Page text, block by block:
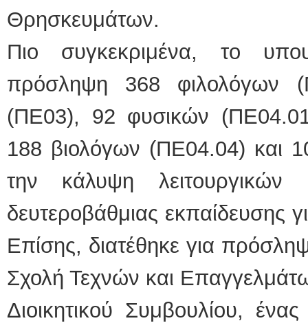
Θρησκευμάτων.
Πιο συγκεκριμένα, το
πρόσληψη 368 φιλολόγων
(ΠΕ03), 92 φυσικών
188 βιολόγων (ΠΕ04.04) και
την κάλυψη
δευτεροβάθμιας εκπαίδευσης
Επίσης, διατέθηκε για
Σχολή Τεχνών και
Διοικητικού Συμβουλίου,